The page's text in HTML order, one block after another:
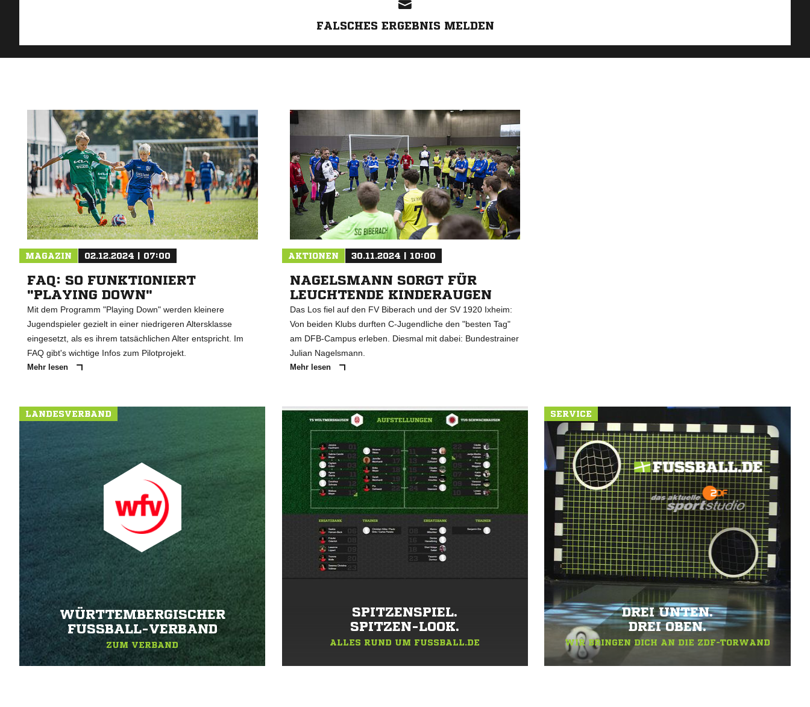
FALSCHES ERGEBNIS MELDEN
MAGAZIN 02.12.2024 | 07:00
FAQ: SO FUNKTIONIERT
"PLAYING DOWN"
Mit dem Programm "Playing Down" werden kleinere
Jugendspieler gezielt in einer niedrigeren Altersklasse
eingesetzt, als es ihrem tatsächlichen Alter entspricht. Im
FAQ gibt's wichtige Infos zum Pilotprojekt.
Mehr lesen
AKTIONEN 30.11.2024 | 10:00
NAGELSMANN SORGT FÜR
LEUCHTENDE KINDERAUGEN
Das Los fiel auf den FV Biberach und der SV 1920 Ixheim:
Von beiden Klubs durften C-Jugendliche den "besten Tag"
am DFB-Campus erleben. Diesmal mit dabei: Bundestrainer
Julian Nagelsmann.
Mehr lesen
LANDESVERBAND
WÜRTTEMBERGISCHER
FUSSBALL-VERBAND
ZUM VERBAND
SPITZENSPIEL.
SPITZEN-LOOK.
ALLES RUND UM FUSSBALL.DE
SERVICE
DREI UNTEN.
DREI OBEN.
WIR BRINGEN DICH AN DIE ZDF-TORWAND